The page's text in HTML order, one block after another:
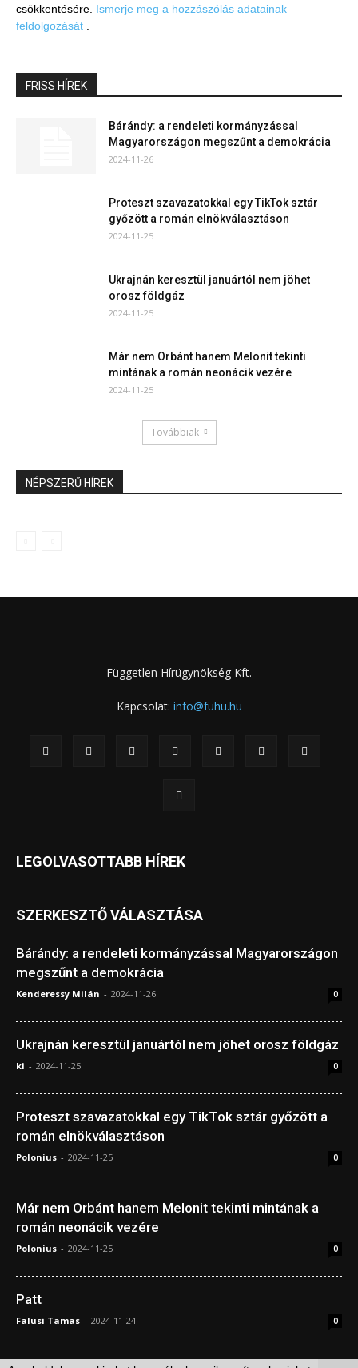
csökkentésére. Ismerje meg a hozzászólás adatainak
feldolgozását
FRISS HÍREK
Bárándy: a rendeleti kormányzással
Magyarországon megszűnt a demokrácia
2024-11-26
Proteszt szavazatokkal egy TikTok sztár
győzött a román elnökválasztáson
2024-11-25
Ukrajnán keresztül januártól nem jöhet
orosz földgáz
2024-11-25
Már nem Orbánt hanem Melonit tekinti
mintának a román neonácik vezére
2024-11-25
Továbbiak
NÉPSZERŰ HÍREK
Független Hírügynökség Kft.
Kapcsolat: info@fuhu.hu
LEGOLVASOTTABB HÍREK
SZERKESZTŐ VÁLASZTÁSA
Bárándy: a rendeleti kormányzással Magyarországon
megszűnt a demokrácia
Kenderessy Milán - 2024-11-26 0
Ukrajnán keresztül januártól nem jöhet orosz földgáz
ki - 2024-11-25 0
Proteszt szavazatokkal egy TikTok sztár győzött a
román elnökválasztáson
Polonius - 2024-11-25 0
Már nem Orbánt hanem Melonit tekinti mintának a
román neonácik vezére
Polonius - 2024-11-25 0
Patt
Falusi Tamas - 2024-11-24 0